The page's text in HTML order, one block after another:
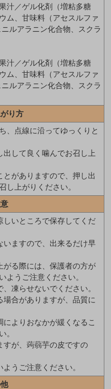
汁／ゲル化剤（増粘多糖
ム、甘味料（アセスルファ
ルアラニン化合物、スクラ
汁／ゲル化剤（増粘多糖
ム、甘味料（アセスルファ
ルアラニン化合物、スクラ
り方
、点線に沿ってゆっくりと
して良く噛んでお召し上
がありますので、押し出
し上がりください。
しいところで保存してくだ
いますので、出来るだけ早
がる際には、保護者の方が
ようご注意ください。
凍らせないでください。
合がありますが、品質に
よりおなかが緩くなるこ
。
すが、蒟蒻芋の皮ですの
うご注意ください。